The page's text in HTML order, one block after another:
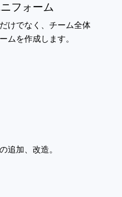
フォーム
けでなく、チーム全体
ムを作成します。
追加、改造。